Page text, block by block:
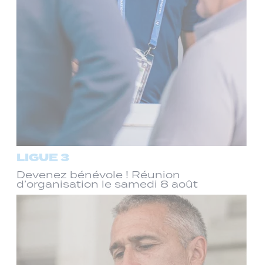
LIGUE 3
Devenez bénévole ! Réunion
d’organisation le samedi 8 août